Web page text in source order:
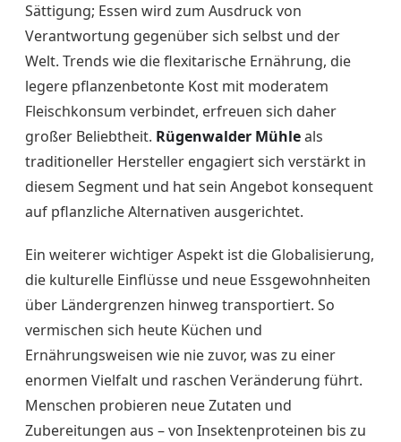
Sättigung; Essen wird zum Ausdruck von
Verantwortung gegenüber sich selbst und der
Welt. Trends wie die flexitarische Ernährung, die
legere pflanzenbetonte Kost mit moderatem
Fleischkonsum verbindet, erfreuen sich daher
großer Beliebtheit. Rügenwalder Mühleals
traditioneller Hersteller engagiert sich verstärkt in
diesem Segment und hat sein Angebot konsequent
auf pflanzliche Alternativen ausgerichtet.
Ein weiterer wichtiger Aspekt ist die Globalisierung,
die kulturelle Einflüsse und neue Essgewohnheiten
über Ländergrenzen hinweg transportiert. So
vermischen sich heute Küchen und
Ernährungsweisen wie nie zuvor, was zu einer
enormen Vielfalt und raschen Veränderung führt.
Menschen probieren neue Zutaten und
Zubereitungen aus – von Insektenproteinen bis zu